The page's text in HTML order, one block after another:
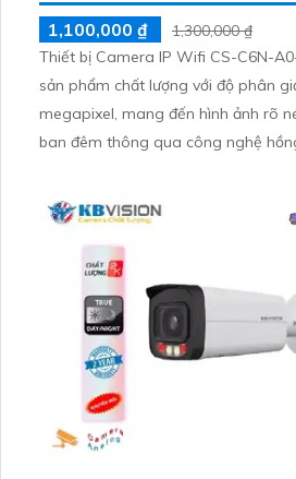
1,100,000 ₫
1,300,000 ₫
Thiết bị Camera IP Wifi CS-C6N-
sản phẩm chất lượng với độ phân
megapixel, mang đến hình ảnh rõ nét. Với khả năng
ban đêm thông qua công nghệ
mà không giảm chất lượng. Hơn nữa, với công nghệ
hồng ngoại EXIR, giúp camera